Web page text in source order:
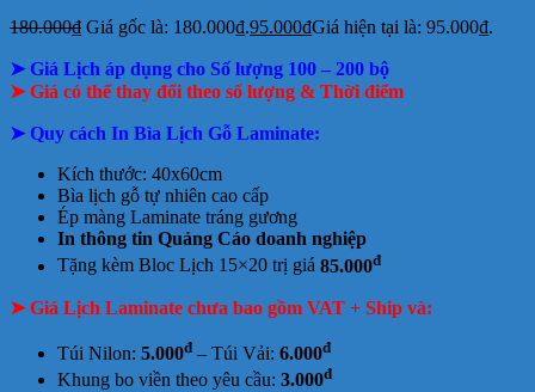
180.000₫ Giá gốc là: 180.000₫.95.000₫Giá hiện tại là: 95.000₫.
➤ Giá Lịch áp dụng cho Số lượng 100 – 200 bộ
➤ Giá có thể thay đổi theo số lượng & Thời điểm
➤ Quy cách In Bìa Lịch Gỗ Laminate:
Kích thước: 40x60cm
Bìa lịch gỗ tự nhiên cao cấp
Ép màng Laminate tráng gương
In thông tin Quảng Cáo doanh nghiệp
Tặng kèm Bloc Lịch 15×20 trị giá 85.000đ
➤ Giá Lịch Laminate chưa bao gồm VAT + Ship và:
Túi Nilon: 5.000đ – Túi Vải: 6.000đ
Khung bo viền theo yêu cầu: 3.000đ